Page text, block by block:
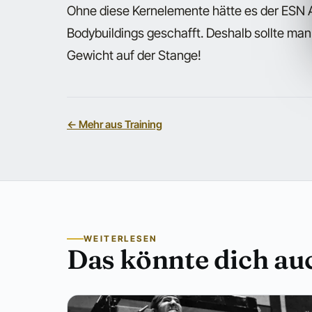
Ohne diese Kernelemente hätte es der
Bodybuildings geschafft. Deshalb sollte
Gewicht auf der Stange!
← Mehr aus Training
WEITERLESEN
Das könnte dich